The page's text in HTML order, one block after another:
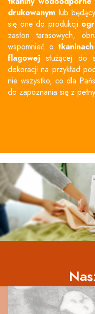
drukowanym lub
się one do produkcji
zasłon tarasowych,
wspomnieć otkaninach
flagowej służącej do
dekoracji na przykład
nie wszystko, co dla
do zapoznania się z